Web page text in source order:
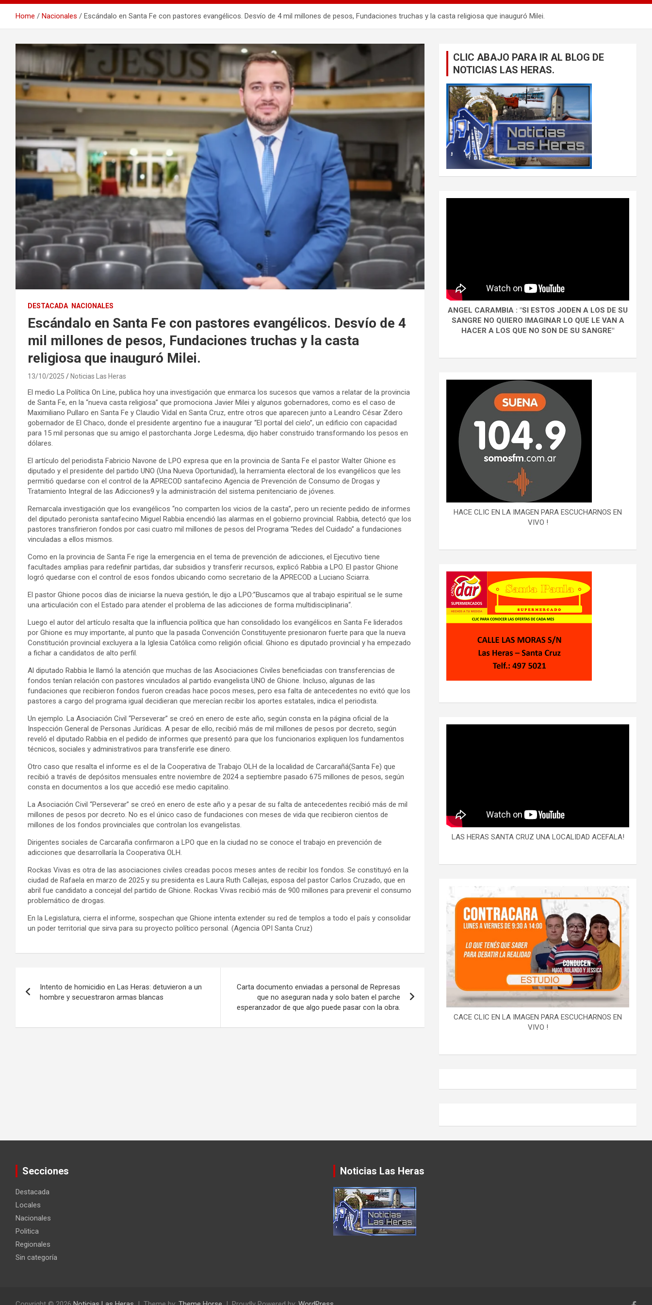
Home Nacionales Escándalo en Santa Fe con pastores evangélicos. Desvío de 4 mil millones de pesos, Fundaciones truchas y la casta religiosa que inauguró Milei.
DESTACADA NACIONALES
Escándalo en Santa Fe con pastores evangélicos. Desvío de 4
mil millones de pesos, Fundaciones truchas y la casta
religiosa que inauguró Milei.
13/10/2025 Noticias Las Heras
El medio La Política On Line, publica hoy una investigación que enmarca los sucesos que vamos a relatar de la provincia
de Santa Fe, en la “nueva casta religiosa” que promociona Javier Milei y algunos gobernadores, como es el caso de
Maximiliano Pullaro en Santa Fe y Claudio Vidal en Santa Cruz, entre otros que aparecen junto a Leandro César Zdero
gobernador de El Chaco, donde el presidente argentino fue a inaugurar “El portal del cielo”, un edificio con capacidad
para 15 mil personas que su amigo el pastorchanta Jorge Ledesma, dijo haber construido transformando los pesos en
dólares.
El artículo del periodista Fabricio Navone de LPO expresa que en la provincia de Santa Fe el pastor Walter Ghione es
diputado y el presidente del partido UNO (Una Nueva Oportunidad), la herramienta electoral de los evangélicos que les
permitió quedarse con el control de la APRECOD santafecino Agencia de Prevención de Consumo de Drogas y
Tratamiento Integral de las Adicciones9 y la administración del sistema penitenciario de jóvenes.
Remarcala investigación que los evangélicos “no comparten los vicios de la casta”, pero un reciente pedido de informes
del diputado peronista santafecino Miguel Rabbia encendió las alarmas en el gobierno provincial. Rabbia, detectó que los
pastores transfirieron fondos por casi cuatro mil millones de pesos del Programa “Redes del Cuidado” a fundaciones
vinculadas a ellos mismos.
Como en la provincia de Santa Fe rige la emergencia en el tema de prevención de adicciones, el Ejecutivo tiene
facultades amplias para redefinir partidas, dar subsidios y transferir recursos, explicó Rabbia a LPO. El pastor Ghione
logró quedarse con el control de esos fondos ubicando como secretario de la APRECOD a Luciano Sciarra.
El pastor Ghione pocos días de iniciarse la nueva gestión, le dijo a LPO:”Buscamos que al trabajo espiritual se le sume
una articulación con el Estado para atender el problema de las adicciones de forma multidisciplinaria“.
Luego el autor del artículo resalta que la influencia política que han consolidado los evangélicos en Santa Fe liderados
por Ghione es muy importante, al punto que la pasada Convención Constituyente presionaron fuerte para que la nueva
Constitución provincial excluyera a la Iglesia Católica como religión oficial. Ghiono es diputado provincial y ha empezado
a fichar a candidatos de alto perfil.
Al diputado Rabbia le llamó la atención que muchas de las Asociaciones Civiles beneficiadas con transferencias de
fondos tenían relación con pastores vinculados al partido evangelista UNO de Ghione. Incluso, algunas de las
fundaciones que recibieron fondos fueron creadas hace pocos meses, pero esa falta de antecedentes no evitó que los
pastores a cargo del programa igual decidieran que merecían recibir los aportes estatales, indica el periodista.
Un ejemplo. La Asociación Civil “Perseverar” se creó en enero de este año, según consta en la página oficial de la
Inspección General de Personas Jurídicas. A pesar de ello, recibió más de mil millones de pesos por decreto, según
reveló el diputado Rabbia en el pedido de informes que presentó para que los funcionarios expliquen los fundamentos
técnicos, sociales y administrativos para transferirle ese dinero.
Otro caso que resalta el informe es el de la Cooperativa de Trabajo OLH de la localidad de Carcarañá(Santa Fe) que
recibió a través de depósitos mensuales entre noviembre de 2024 a septiembre pasado 675 millones de pesos, según
consta en documentos a los que accedió ese medio capitalino.
La Asociación Civil “Perseverar” se creó en enero de este año y a pesar de su falta de antecedentes recibió más de mil
millones de pesos por decreto. No es el único caso de fundaciones con meses de vida que recibieron cientos de
millones de los fondos provinciales que controlan los evangelistas.
Dirigentes sociales de Carcaraña confirmaron a LPO que en la ciudad no se conoce el trabajo en prevención de
adicciones que desarrollaría la Cooperativa OLH.
Rockas Vivas es otra de las asociaciones civiles creadas pocos meses antes de recibir los fondos. Se constituyó en la
ciudad de Rafaela en marzo de 2025 y su presidenta es Laura Ruth Callejas, esposa del pastor Carlos Cruzado, que en
abril fue candidato a concejal del partido de Ghione. Rockas Vivas recibió más de 900 millones para prevenir el consumo
problemático de drogas.
En la Legislatura, cierra el informe, sospechan que Ghione intenta extender su red de templos a todo el país y consolidar
un poder territorial que sirva para su proyecto político personal. (Agencia OPI Santa Cruz)
de
Intento de homicidio en Las Heras: detuvieron a un
hombre y secuestraron armas blancas
Carta documento enviadas a personal de Represas
que no aseguran nada y solo baten el parche
esperanzador de que algo puede pasar con la obra.
CLIC ABAJO PARA IR AL BLOG DE
NOTICIAS LAS HERAS.
ANGEL CARAMBIA : "SI ESTOS JODEN A LOS DE SU
SANGRE NO QUIERO IMAGINAR LO QUE LE VAN A
HACER A LOS QUE NO SON DE SU SANGRE"
HACE CLIC EN LA IMAGEN PARA ESCUCHARNOS EN
VIVO !
LAS HERAS SANTA CRUZ UNA LOCALIDAD ACEFALA!
CACE CLIC EN LA IMAGEN PARA ESCUCHARNOS EN
VIVO !
Secciones
Destacada
Locales
Nacionales
Politica
Regionales
Sin categoría
Noticias Las Heras